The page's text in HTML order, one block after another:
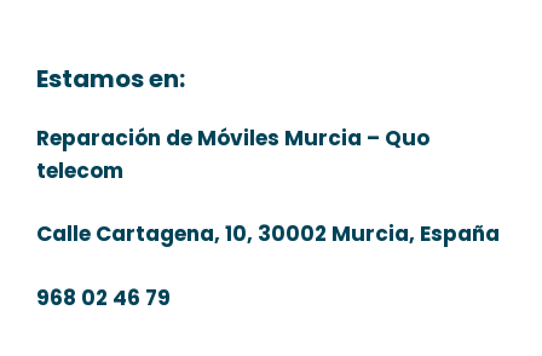
Estamos en:
Reparación de Móviles Murcia – Quo
telecom
Calle Cartagena, 10, 30002 Murcia, España
968 02 46 79